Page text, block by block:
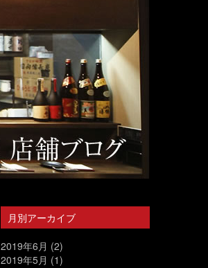
月別アーカイブ
2019年6月 (2)
2019年5月 (1)